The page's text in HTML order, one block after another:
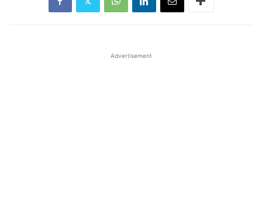
Advertisement